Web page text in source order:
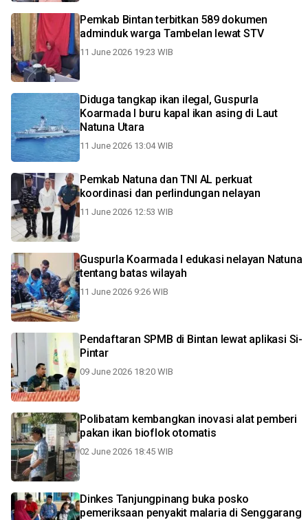
Pemkab Bintan terbitkan 589 dokumen
adminduk warga Tambelan lewat STV
11 June 2026 19:23 WIB
Diduga tangkap ikan ilegal, Guspurla
Koarmada I buru kapal ikan asing di Laut
Natuna Utara
11 June 2026 13:04 WIB
Pemkab Natuna dan TNI AL perkuat
koordinasi dan perlindungan nelayan
11 June 2026 12:53 WIB
Guspurla Koarmada I edukasi nelayan Natuna
tentang batas wilayah
11 June 2026 9:26 WIB
Pendaftaran SPMB di Bintan lewat aplikasi Si-
Pintar
09 June 2026 18:20 WIB
Polibatam kembangkan inovasi alat pemberi
pakan ikan bioflok otomatis
02 June 2026 18:45 WIB
Dinkes Tanjungpinang buka posko
pemeriksaan penyakit malaria di Senggarang